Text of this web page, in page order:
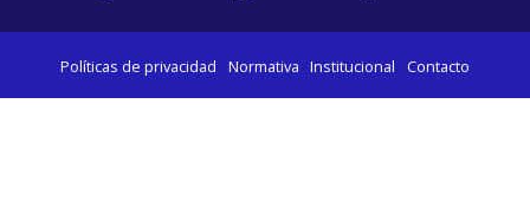
Políticas de privacidad Normativa Institucional Contacto